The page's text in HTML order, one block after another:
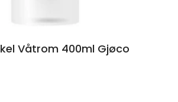
Våtrom 400ml Gjøco